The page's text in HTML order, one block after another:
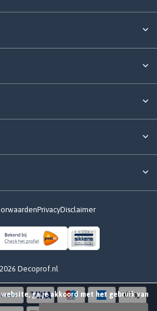
PrivacyDisclaimer
Decoprof.nl
ga je akkoord met het gebruik van